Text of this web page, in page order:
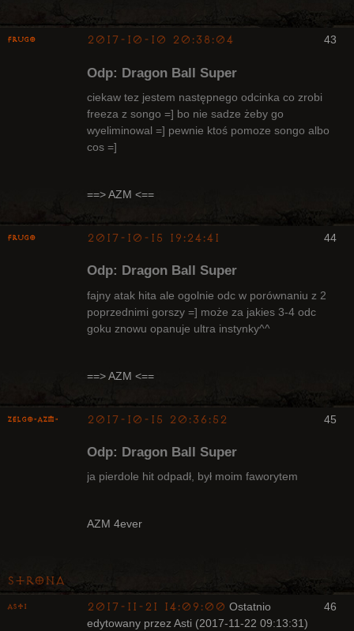
43
Frugo 2017-10-10 20:38:04
Odp: Dragon Ball Super
ciekaw tez jestem następnego odcinka co zrobi
freeza z songo =] bo nie sadze żeby go
wyeliminowal =] pewnie ktoś pomoze songo albo
cos =]
==> AZM <==
44
Frugo 2017-10-15 19:24:41
Odp: Dragon Ball Super
fajny atak hita ale ogolnie odc w porównaniu z 2
poprzednimi gorszy =] może za jakies 3-4 odc
goku znowu opanuje ultra instynky^^
==> AZM <==
45
ZelgO-AZM- 2017-10-15 20:36:52
Odp: Dragon Ball Super
ja pierdole hit odpadł, był moim faworytem
AZM 4ever
Strona
46
Asti 2017-11-21 14:09:00 Ostatnio
edytowany przez Asti (2017-11-22 09:13:31)